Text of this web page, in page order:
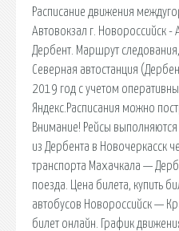
Расписание движения
Автовокзал г. Новороссийск -
Дербент. Маршрут
Северная автостанция
2019 год с учетом
Яндекс.Расписания можно
Внимание! Рейсы
из Дербента в Новочеркасск
транспорта Махачкала —
поезда. Цена билета, купить
автобусов Новороссийск —
билет онлайн. График